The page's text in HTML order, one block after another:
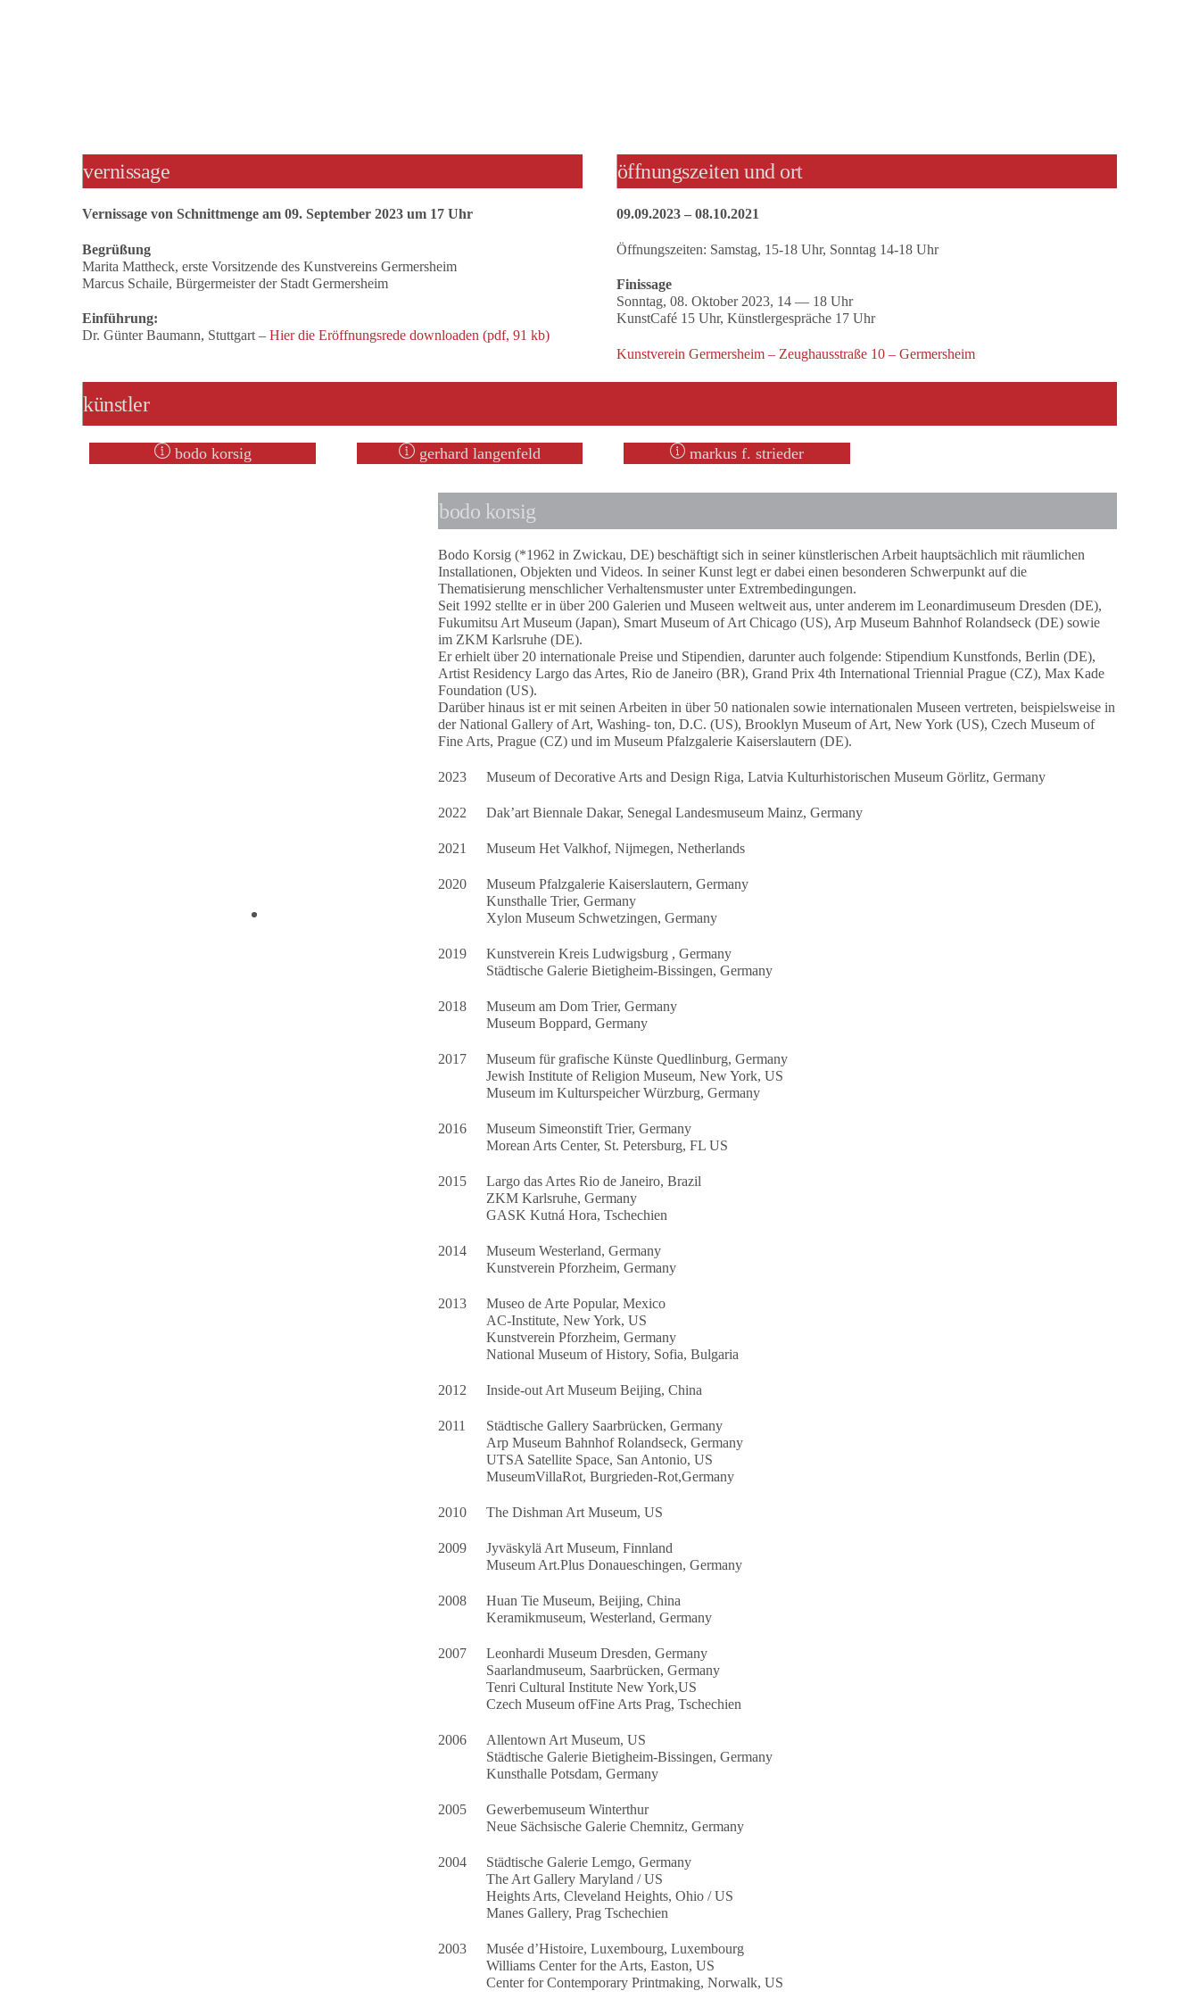
vernissage
Vernissage von Schnittmenge am 09. September 2023 um 17 Uhr
Begrüßung
Marita Mattheck, erste Vorsitzende des Kunstvereins Germersheim
Marcus Schaile, Bürgermeister der Stadt Germersheim
Einführung:
Dr. Günter Baumann, Stuttgart – Hier die Eröffnungsrede downloaden (pdf, 91 kb)
öffnungszeiten und ort
09.09.2023 – 08.10.2021
Öffnungszeiten: Samstag, 15-18 Uhr, Sonntag 14-18 Uhr
Finissage
Sonntag, 08. Oktober 2023, 14 — 18 Uhr
KunstCafé 15 Uhr, Künstlergespräche 17 Uhr
Kunstverein Germersheim – Zeughausstraße 10 – Germersheim
künstler
bodo korsig gerhard langenfeld markus f. strieder
bodo korsig
Bodo Korsig (*1962 in Zwickau, DE) beschäftigt sich in seiner künstlerischen Arbeit hauptsächlich mit räumlichen
Installationen, Objekten und Videos. In seiner Kunst legt er dabei einen besonderen Schwerpunkt auf die
Thematisierung menschlicher Verhaltensmuster unter Extrembedingungen.
Seit 1992 stellte er in über 200 Galerien und Museen weltweit aus, unter anderem im Leonardimuseum Dresden (DE),
Fukumitsu Art Museum (Japan), Smart Museum of Art Chicago (US), Arp Museum Bahnhof Rolandseck (DE) sowie
im ZKM Karlsruhe (DE).
Er erhielt über 20 internationale Preise und Stipendien, darunter auch folgende: Stipendium Kunstfonds, Berlin (DE),
Artist Residency Largo das Artes, Rio de Janeiro (BR), Grand Prix 4th International Triennial Prague (CZ), Max Kade
Foundation (US).
Darüber hinaus ist er mit seinen Arbeiten in über 50 nationalen sowie internationalen Museen vertreten, beispielsweise in
der National Gallery of Art, Washing- ton, D.C. (US), Brooklyn Museum of Art, New York (US), Czech Museum of
Fine Arts, Prague (CZ) und im Museum Pfalzgalerie Kaiserslautern (DE).
2023 Museum of Decorative Arts and Design Riga, Latvia Kulturhistorischen Museum Görlitz, Germany
2022 Dak’art Biennale Dakar, Senegal Landesmuseum Mainz, Germany
2021 Museum Het Valkhof, Nijmegen, Netherlands
2020
Museum Pfalzgalerie Kaiserslautern, Germany
Kunsthalle Trier, Germany
Xylon Museum Schwetzingen, Germany
2019
Kunstverein Kreis Ludwigsburg , Germany
Städtische Galerie Bietigheim-Bissingen, Germany
2018
Museum am Dom Trier, Germany
Museum Boppard, Germany
2017
Museum für grafische Künste Quedlinburg, Germany
Jewish Institute of Religion Museum, New York, US
Museum im Kulturspeicher Würzburg, Germany
2016
Museum Simeonstift Trier, Germany
Morean Arts Center, St. Petersburg, FL US
2015
Largo das Artes Rio de Janeiro, Brazil
ZKM Karlsruhe, Germany
GASK Kutná Hora, Tschechien
2014
Museum Westerland, Germany
Kunstverein Pforzheim, Germany
2013
Museo de Arte Popular, Mexico
AC-Institute, New York, US
Kunstverein Pforzheim, Germany
National Museum of History, Sofia, Bulgaria
2012 Inside-out Art Museum Beijing, China
2011
Städtische Gallery Saarbrücken, Germany
Arp Museum Bahnhof Rolandseck, Germany
UTSA Satellite Space, San Antonio, US
MuseumVillaRot, Burgrieden-Rot,Germany
2010 The Dishman Art Museum, US
2009
Jyväskylä Art Museum, Finnland
Museum Art.Plus Donaueschingen, Germany
2008
Huan Tie Museum, Beijing, China
Keramikmuseum, Westerland, Germany
2007
Leonhardi Museum Dresden, Germany
Saarlandmuseum, Saarbrücken, Germany
Tenri Cultural Institute New York,US
Czech Museum ofFine Arts Prag, Tschechien
2006
Allentown Art Museum, US
Städtische Galerie Bietigheim-Bissingen, Germany
Kunsthalle Potsdam, Germany
2005
Gewerbemuseum Winterthur
Neue Sächsische Galerie Chemnitz, Germany
2004
Städtische Galerie Lemgo, Germany
The Art Gallery Maryland / US
Heights Arts, Cleveland Heights, Ohio / US
Manes Gallery, Prag Tschechien
2003
Musée d’Histoire, Luxembourg, Luxembourg
Williams Center for the Arts, Easton, US
Center for Contemporary Printmaking, Norwalk, US